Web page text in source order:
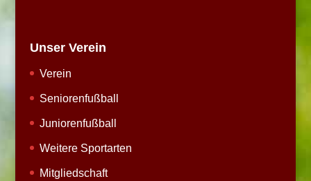
Unser Verein
Verein
Seniorenfußball
Juniorenfußball
Weitere Sportarten
Mitgliedschaft